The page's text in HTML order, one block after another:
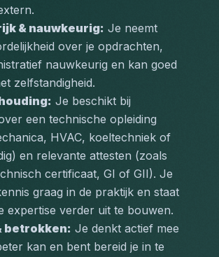
& nauwkeurig: Je neemt
over je opdrachten,
nauwkeurig en kan goed
zelfstandigheid.
Je beschikt bij
een technische opleiding
HVAC, koeltechniek of
en relevante attesten (zoals
certificaat, GI of GII). Je
graag in de praktijk en staat
expertise verder uit te bouwen.
betrokken: Je denkt actief mee
kan en bent bereid je in te